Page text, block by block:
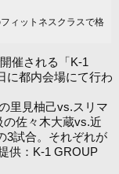
ィットネスクラスで格
催される「K-1
に都内会場にて行わ
里見柚己vs.スリマ
の佐々木大蔵vs.近
3試合。それぞれが
供：K-1 GROUP